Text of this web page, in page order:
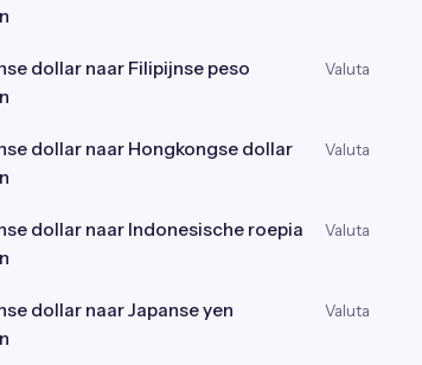
dollar naar Filipijnse peso
Valuta
dollar naar Hongkongse dollar
Valuta
dollar naar Indonesische roepia
Valuta
dollar naar Japanse yen
Valuta